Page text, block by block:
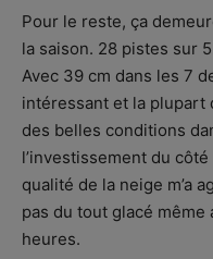
Pour le reste, ça
la saison. 28 pistes sur
Avec 39 cm dans les 7
intéressant et la
des belles conditions
l’investissement du
qualité de la neige m’a
pas du tout glacé
heures.